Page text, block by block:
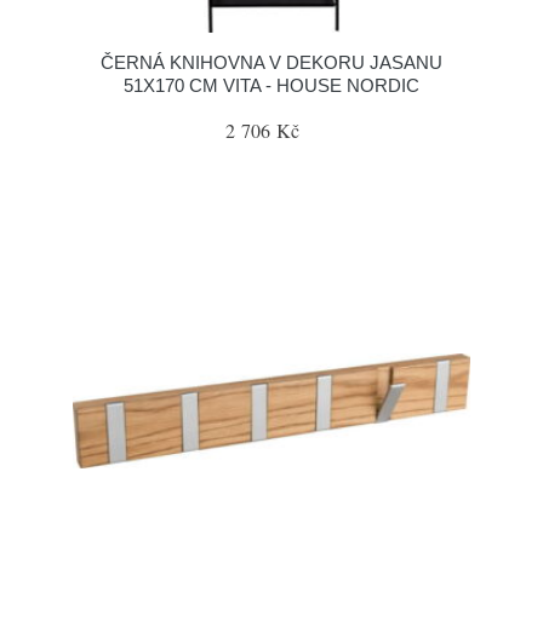
ČERNÁ KNIHOVNA V DEKORU JASANU
51X170 CM VITA - HOUSE NORDIC
2 706 Kč